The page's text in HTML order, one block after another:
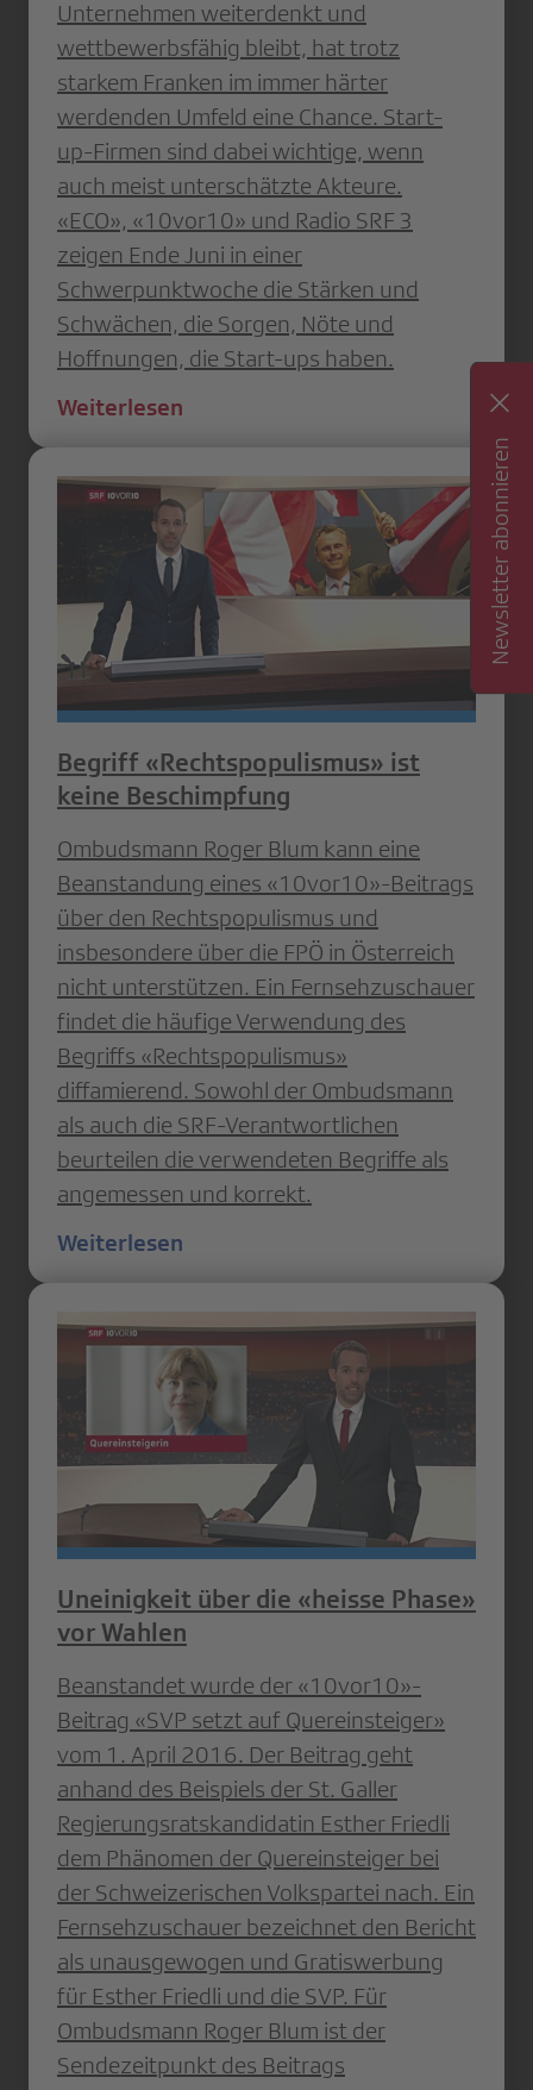
Unternehmen weiterdenkt und
wettbewerbsfähig bleibt, hat trotz
starkem Franken im immer härter
werdenden Umfeld eine Chance. Start-
up-Firmen sind dabei wichtige, wenn
auch meist unterschätzte Akteure.
«ECO», «10vor10» und Radio SRF 3
zeigen Ende Juni in einer
Schwerpunktwoche die Stärken und
Schwächen, die Sorgen, Nöte und
Hoffnungen, die Start-ups haben.
Weiterlesen
Begriff «Rechtspopulismus» ist
keine Beschimpfung
Ombudsmann Roger Blum kann eine
Beanstandung eines «10vor10»-Beitrags
über den Rechtspopulismus und
insbesondere über die FPÖ in Österreich
nicht unterstützen. Ein Fernsehzuschauer
findet die häufige Verwendung des
Begriffs «Rechtspopulismus»
diffamierend. Sowohl der Ombudsmann
als auch die SRF-Verantwortlichen
beurteilen die verwendeten Begriffe als
angemessen und korrekt.
Weiterlesen
Uneinigkeit über die «heisse Phase»
vor Wahlen
Beanstandet wurde der «10vor10»-
Beitrag «SVP setzt auf Quereinsteiger»
vom 1. April 2016. Der Beitrag geht
anhand des Beispiels der St. Galler
Regierungsratskandidatin Esther Friedli
dem Phänomen der Quereinsteiger bei
der Schweizerischen Volkspartei nach. Ein
Fernsehzuschauer bezeichnet den Bericht
als unausgewogen und Gratiswerbung
für Esther Friedli und die SVP. Für
Ombudsmann Roger Blum ist der
Sendezeitpunkt des Beitrags
Newsletter abonnieren